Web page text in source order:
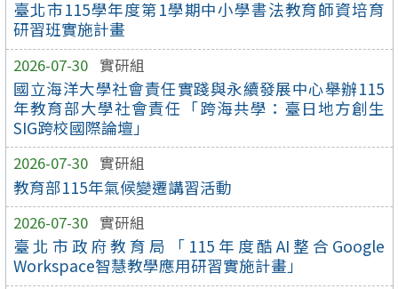
臺北市115學年度第1學期中小學書法教育師資培育
研習班實施計畫
2026-07-30 實研組
國立海洋大學社會責任實踐與永續發展中心舉辦115
年教育部大學社會責任「跨海共學：臺日地方創生
SIG跨校國際論壇」
2026-07-30 實研組
教育部115年氣候變遷講習活動
2026-07-30 實研組
臺北市政府教育局「115年度酷AI整合Google
Workspace智慧教學應用研習實施計畫」